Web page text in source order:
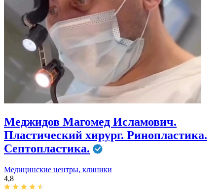
Меджидов Магомед Исламович.
Пластический хирург. Ринопластика.
Септопластика.
Медицинские центры, клиники
4,8